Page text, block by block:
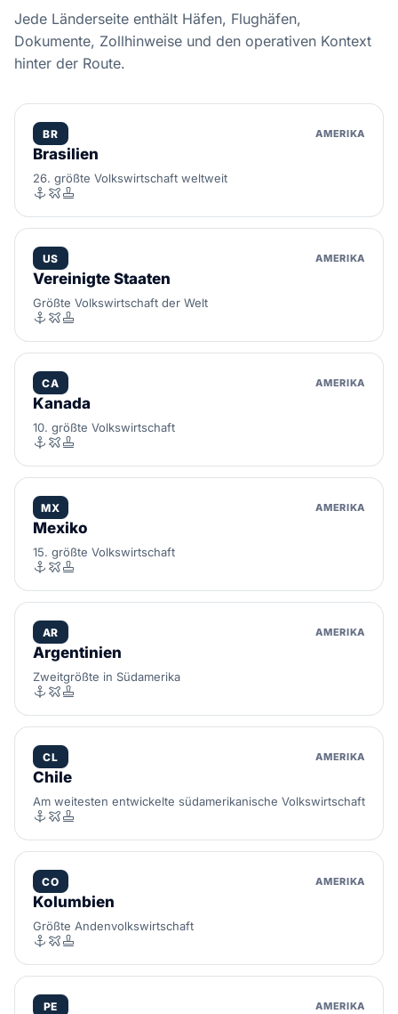
Jede Länderseite enthält Häfen, Flughäfen,
Dokumente, Zollhinweise und den operativen Kontext
hinter der Route.
BR AMERIKA
Brasilien
26. größte Volkswirtschaft weltweit
US AMERIKA
Vereinigte Staaten
Größte Volkswirtschaft der Welt
CA AMERIKA
Kanada
10. größte Volkswirtschaft
MX AMERIKA
Mexiko
15. größte Volkswirtschaft
AR AMERIKA
Argentinien
Zweitgrößte in Südamerika
CL AMERIKA
Chile
Am weitesten entwickelte südamerikanische Volkswirtschaft
CO AMERIKA
Kolumbien
Größte Andenvolkswirtschaft
PE AMERIKA